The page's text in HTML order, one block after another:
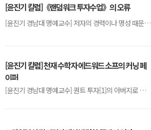
[윤진기 칼럼]《랜덤워크 투자수업》의 오류
[윤진기 경남대 명예교수] 저자의 경력이나 명성 때문인지 2020년에 번역 출판된 《랜덤워크 투자수업》(A Random Walk Down Wall Street) 12판은 표지부터가 거창하다. ‘45년간 12번 개정하며 철저히 검증한 투자서’, ‘전문가 부럽지 않은 투자 감각을 길러주는 위대한 투자지침서’ 라는 은빛 광고문구로 독자를 유혹한다.[1] 출판 50주...
[윤진기 칼럼] 천재 수학자 에드워드 소프의 커닝 페
이퍼
[윤진기 경남대 명예교수] 퀀트 투자[1]의 아버지로 불리는 에드워드 소프(Edward O. Thorp)는 수학계에서 천재로 알려진 인물이다. 그는 수학자이지만, 투자 업계에도 여러 가지 흥미로운 일화를 남겼다.수학을 이용하여 카지노를 이길 수 있는지가 궁금했던 그는 동료 교수가 소개해 준 블랙잭(Blackjack) 전략의 핵심을 손바닥 크기의 종이에 요...